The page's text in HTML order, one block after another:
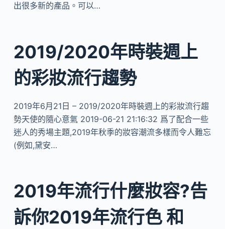
出很多新的產品。可以…
2019/2020年時裝週上
的彩妝流行趨勢
2019年6月21日 – 2019/2020年時裝週上的彩妝流行趨
勢天使的隨心意氣 2019-06-21 21:16:32 爲了配合一些
迷人的秀場主題,2019年秋季的妝容潮流多樣而令人難忘
(例如,黛安…
2019年流行什麼妝容?告
訴你2019年流行色 和